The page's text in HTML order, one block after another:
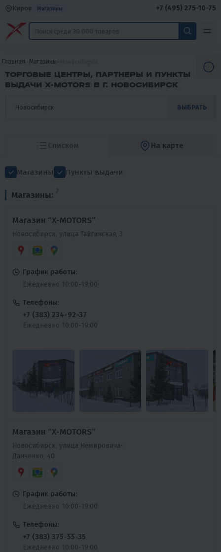
Киров Магазины +7 (495) 275-10-75
Главная Магазины
ТОРГОВЫЕ ЦЕНТРЫ, ПАРТНЕРЫ И ПУНКТЫ
ВЫДАЧИ X-MOTORS В Г. НОВОСИБИРСК
ВЫБРАТЬ
Списком На карте
Магазины Пункты выдачи
Магазины: 2
Магазин “X-MOTORS”
Новосибирск, улица Тайгинская, 3
График работы:
Ежедневно 10:00-19:00
Телефоны:
+7 (383) 234-92-37
Ежедневно 10:00-19:00
Магазин “X-MOTORS”
Новосибирск, улица Немировича-
Данченко, 40
График работы:
Ежедневно 10:00-19:00
Телефоны:
+7 (383) 375-55-35
Ежедневно 10:00-19:00